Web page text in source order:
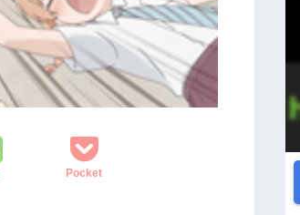
Pocket